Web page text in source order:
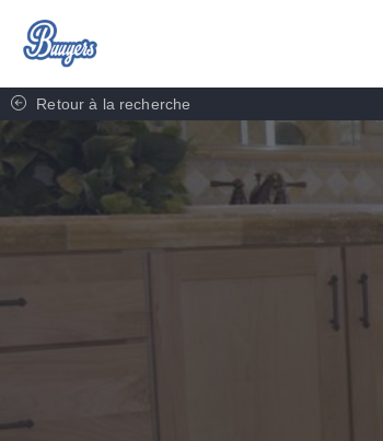
Retour à la recherche